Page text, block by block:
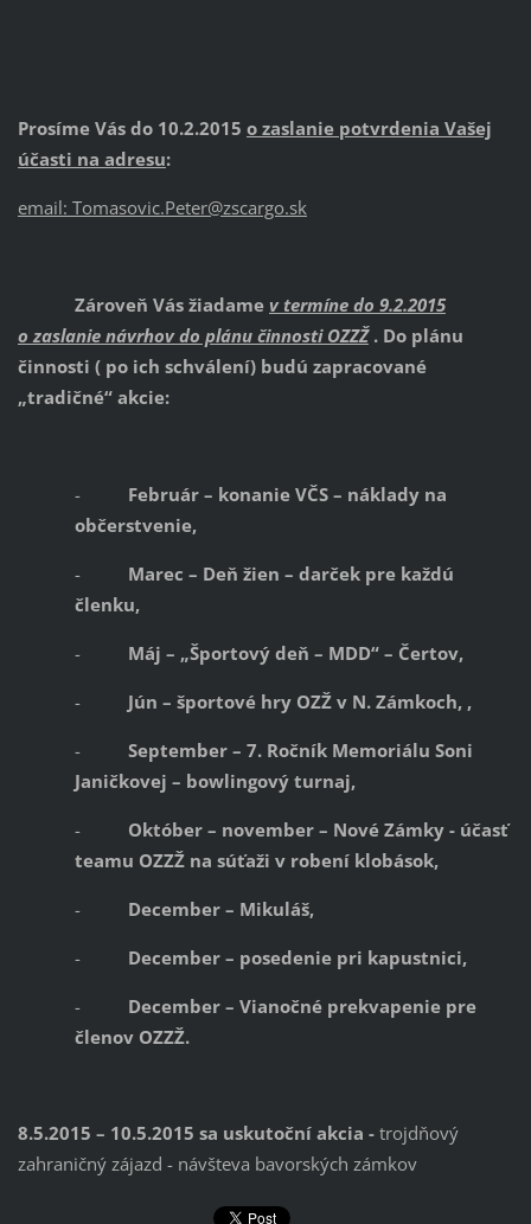
Prosíme Vás do 10.2.2015 o zaslanie potvrdenia Vašej
účasti na adresu:
email: Tomasovic.Peter@zscargo.sk
Zároveň Vás žiadame v termíne do 9.2.2015
o zaslanie návrhov do plánu činnosti OZZŽ . Do plánu
činnosti ( po ich schválení) budú zapracované
„tradičné“ akcie:
- Február – konanie VČS – náklady na
občerstvenie,
- Marec – Deň žien – darček pre každú
členku,
- Máj – „Športový deň – MDD“ – Čertov,
- Jún – športové hry OZŽ v N. Zámkoch, ,
- September – 7. Ročník Memoriálu Soni
Janičkovej – bowlingový turnaj,
- Október – november – Nové Zámky - účasť
teamu OZZŽ na súťaži v robení klobások,
- December – Mikuláš,
- December – posedenie pri kapustnici,
- December – Vianočné prekvapenie pre
členov OZZŽ.
8.5.2015 – 10.5.2015 sa uskutoční akcia - trojdňový
zahraničný zájazd - návšteva bavorských zámkov